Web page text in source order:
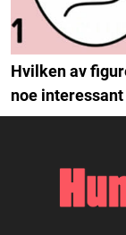
Hvilken av
noe